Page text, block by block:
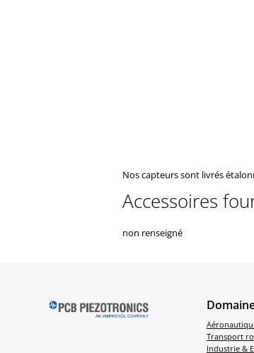
Nos capteurs sont livrés
Accessoires
non renseigné
Transport
Industrie &